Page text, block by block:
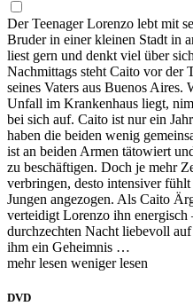
Der Teenager Lorenzo lebt mit
Bruder in einer kleinen Stadt in
liest gern und denkt viel über
Nachmittags steht Caito vor der
seines Vaters aus Buenos Aires.
Unfall im Krankenhaus liegt,
bei sich auf. Caito ist nur ein
haben die beiden wenig
ist an beiden Armen tätowiert
zu beschäftigen. Doch je mehr
verbringen, desto intensiver
Jungen angezogen. Als Caito
verteidigt Lorenzo ihn energisch
durchzechten Nacht liebevoll
ihm ein Geheimnis …
mehr lesen weniger lesen
DVD